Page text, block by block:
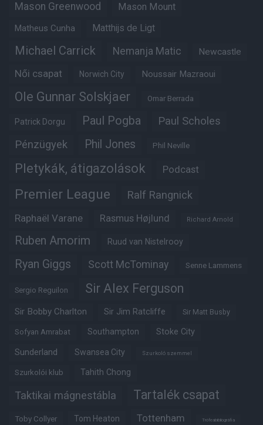
Mason Greenwood Mason Mount
Matheus Cunha Matthijs de Ligt
Michael Carrick Nemanja Matic Newcastle
Női csapat Norwich City Noussair Mazraoui
Ole Gunnar Solskjaer Omar Berrada
Patrick Dorgu Paul Pogba Paul Scholes
Pénzügyek Phil Jones Phil Neville
Pletykák, átigazolások Podcast
Premier League Ralf Rangnick
Raphaël Varane Rasmus Højlund Richard Arnold
Ruben Amorim Ruud van Nistelrooy
Ryan Giggs Scott McTominay Senne Lammens
Sergio Reguilon Sir Alex Ferguson
Sir Bobby Charlton Sir Jim Ratcliffe Sir Matt Busby
Sofyan Amrabat Southampton Stoke City
Sunderland Swansea City Szurkoló szemmel
Szurkolói klub Tahith Chong
Taktikai mágnestábla Tartalék csapat
Toby Collyer Tom Heaton Tottenham Trófeabibliográfia